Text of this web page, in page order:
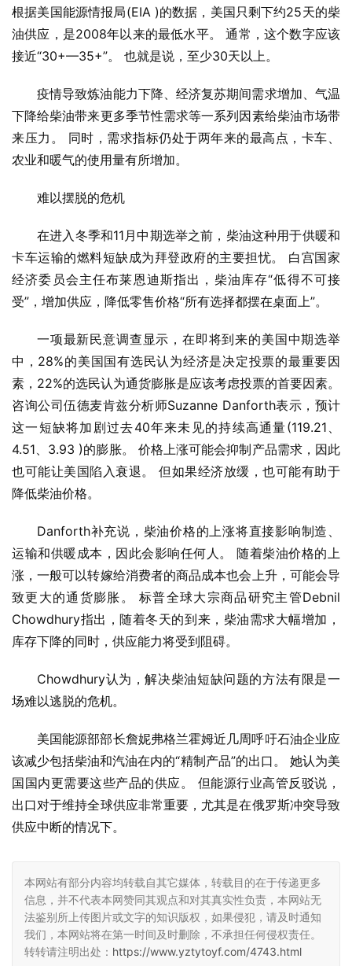
根据美国能源情报局(EIA )的数据，美国只剩下约25天的柴
油供应，是2008年以来的最低水平。 通常，这个数字应该
接近“30+—35+”。 也就是说，至少30天以上。
疫情导致炼油能力下降、经济复苏期间需求增加、气温
下降给柴油带来更多季节性需求等一系列因素给柴油市场带
来压力。 同时，需求指标仍处于两年来的最高点，卡车、
农业和暖气的使用量有所增加。
难以摆脱的危机
在进入冬季和11月中期选举之前，柴油这种用于供暖和
卡车运输的燃料短缺成为拜登政府的主要担忧。 白宫国家
经济委员会主任布莱恩迪斯指出，柴油库存“低得不可接
受”，增加供应，降低零售价格“所有选择都摆在桌面上”。
一项最新民意调查显示，在即将到来的美国中期选举
中，28%的美国国有选民认为经济是决定投票的最重要因
素，22%的选民认为通货膨胀是应该考虑投票的首要因素。
咨询公司伍德麦肯兹分析师Suzanne Danforth表示，预计
这一短缺将加剧过去40年来未见的持续高通量(119.21、
4.51、3.93 )的膨胀。 价格上涨可能会抑制产品需求，因此
也可能让美国陷入衰退。 但如果经济放缓，也可能有助于
降低柴油价格。
Danforth补充说，柴油价格的上涨将直接影响制造、
运输和供暖成本，因此会影响任何人。 随着柴油价格的上
涨，一般可以转嫁给消费者的商品成本也会上升，可能会导
致更大的通货膨胀。 标普全球大宗商品研究主管Debnil
Chowdhury指出，随着冬天的到来，柴油需求大幅增加，
库存下降的同时，供应能力将受到阻碍。
Chowdhury认为，解决柴油短缺问题的方法有限是一
场难以逃脱的危机。
美国能源部部长詹妮弗格兰霍姆近几周呼吁石油企业应
该减少包括柴油和汽油在内的“精制产品”的出口。 她认为美
国国内更需要这些产品的供应。 但能源行业高管反驳说，
出口对于维持全球供应非常重要，尤其是在俄罗斯冲突导致
供应中断的情况下。
本网站有部分内容均转载自其它媒体，转载目的在于传递更多
信息，并不代表本网赞同其观点和对其真实性负责，本网站无
法鉴别所上传图片或文字的知识版权，如果侵犯，请及时通知
我们，本网站将在第一时间及时删除，不承担任何侵权责任。
转转请注明出处： https://www.yztytoyf.com/4743.html